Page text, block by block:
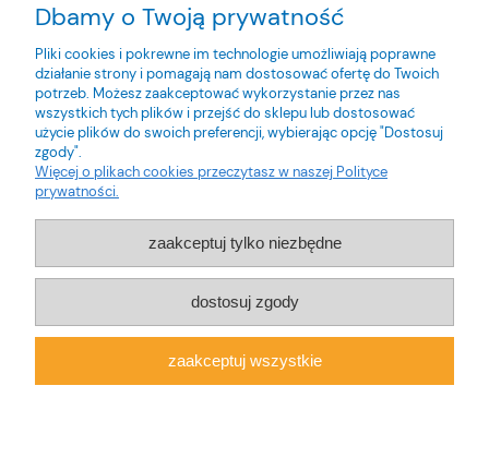
Twoje dane będą przetwarzane zgodnie z nasząpolityką
prywatności
Pomoc
Moje konto
Dbamy o Twoją prywatność
Pliki cookies i pokrewne im technologie umożliwiają poprawne
działanie strony i pomagają nam dostosować ofertę do Twoich
potrzeb. Możesz zaakceptować wykorzystanie przez nas
wszystkich tych plików i przejść do sklepu lub dostosować
użycie plików do swoich preferencji, wybierając opcję "Dostosuj
zgody".
Więcej o plikach cookies przeczytasz w naszej Polityce
prywatności.
zaakceptuj tylko niezbędne
dostosuj zgody
zaakceptuj wszystkie